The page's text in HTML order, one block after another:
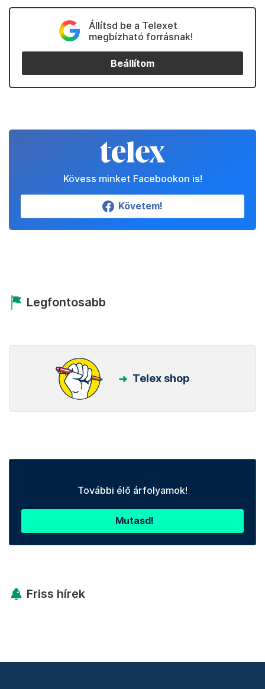
Állítsd be a Telexet
megbízható forrásnak!
Beállítom
Kövess minket Facebookon is!
Követem!
Legfontosabb
Telex shop
További élő árfolyamok!
Mutasd!
Friss hírek